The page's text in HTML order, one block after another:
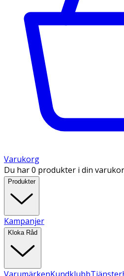
Varukorg
Du har 0 produkter i din
Produkter
Kampanjer
Kloka Råd